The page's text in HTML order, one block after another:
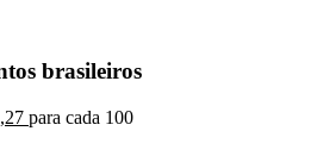
brasileiros
para cada 100